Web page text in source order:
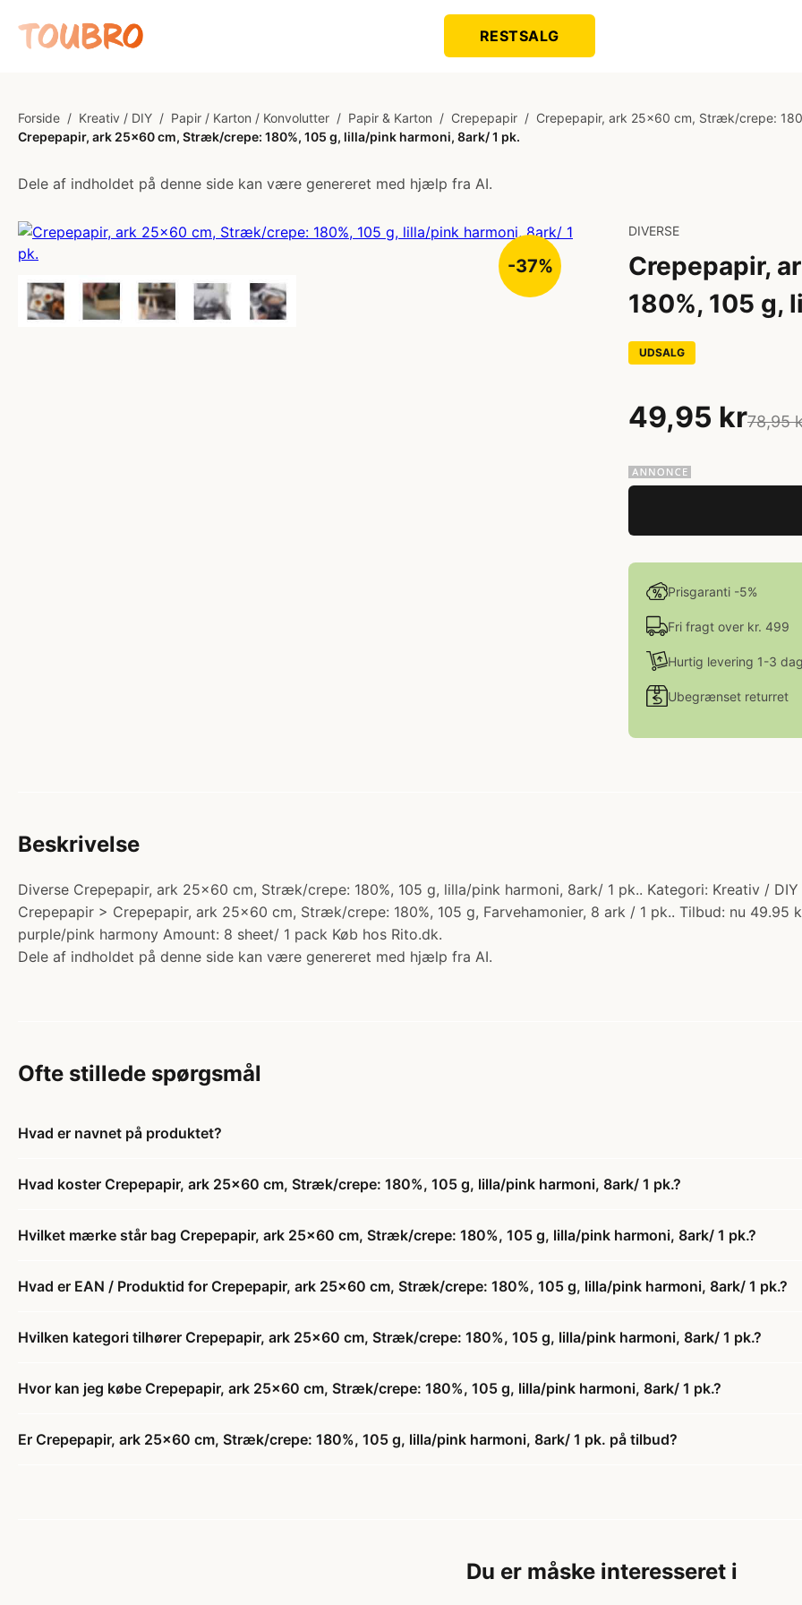
RESTSALG
Forside / Kreativ / DIY / Papir / Karton / Konvolutter / Papir & Karton / Crepepapir / Crepepapir, ark 25x60 cm, Stræk/crepe:
Crepepapir, ark 25x60 cm, Stræk/crepe: 180%, 105 g, lilla/pink harmoni, 8ark/ 1 pk.
Dele af indholdet på denne side kan være genereret med hjælp fra AI.
-37%
DIVERSE
Crepepapir,
180%, 105 g,
UDSALG
49,95 kr78,95
Prisgaranti -5%
Fri fragt over kr. 499
Hurtig levering 1-3
Ubegrænset returret
Beskrivelse
Diverse Crepepapir, ark 25x60 cm, Stræk/crepe: 180%, 105 g, lilla/pink harmoni, 8ark/ 1 pk.. Kategori: Kreativ /
Crepepapir > Crepepapir, ark 25x60 cm, Stræk/crepe: 180%, 105 g, Farvehamonier, 8 ark / 1 pk.. Tilbud: nu 49.95
purple/pink harmony Amount: 8 sheet/ 1 pack Køb hos Rito.dk.
Dele af indholdet på denne side kan være genereret med hjælp fra AI.
Ofte stillede spørgsmål
Hvad er navnet på produktet?
Hvad koster Crepepapir, ark 25x60 cm, Stræk/crepe: 180%, 105 g, lilla/pink harmoni, 8ark/ 1 pk.?
Hvilket mærke står bag Crepepapir, ark 25x60 cm, Stræk/crepe: 180%, 105 g, lilla/pink harmoni, 8ark/ 1 pk.?
Hvad er EAN / Produktid for Crepepapir, ark 25x60 cm, Stræk/crepe: 180%, 105 g, lilla/pink harmoni, 8ark/ 1 pk.?
Hvilken kategori tilhører Crepepapir, ark 25x60 cm, Stræk/crepe: 180%, 105 g, lilla/pink harmoni, 8ark/ 1 pk.?
Hvor kan jeg købe Crepepapir, ark 25x60 cm, Stræk/crepe: 180%, 105 g, lilla/pink harmoni, 8ark/ 1 pk.?
Er Crepepapir, ark 25x60 cm, Stræk/crepe: 180%, 105 g, lilla/pink harmoni, 8ark/ 1 pk. på tilbud?
Du er måske interesseret i